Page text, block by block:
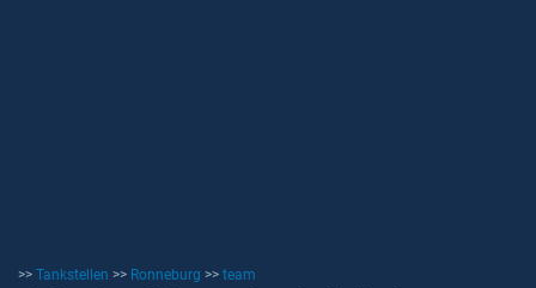
>> Tankstellen >> Ronneburg >> team